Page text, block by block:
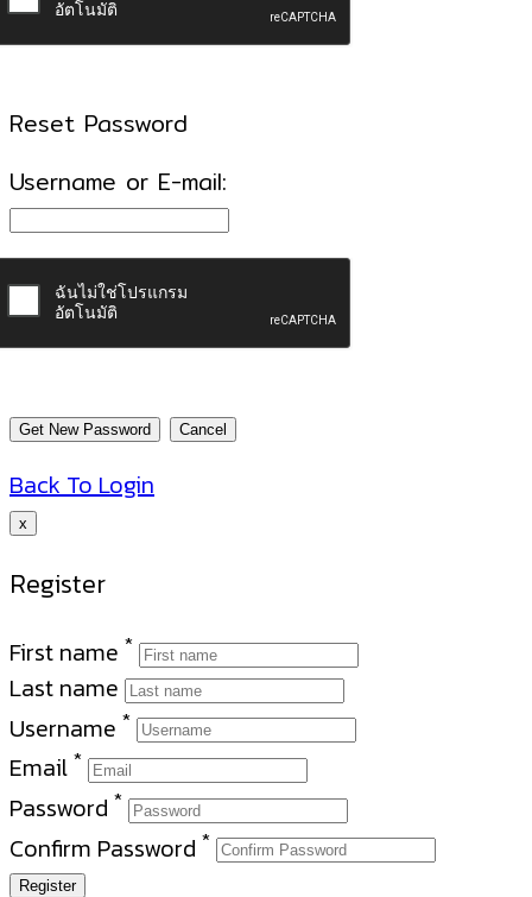
Reset Password
Username or E-mail:
Back To Login
x
Register
First name *
Last name
Username *
Email *
Password *
Confirm Password *
Register